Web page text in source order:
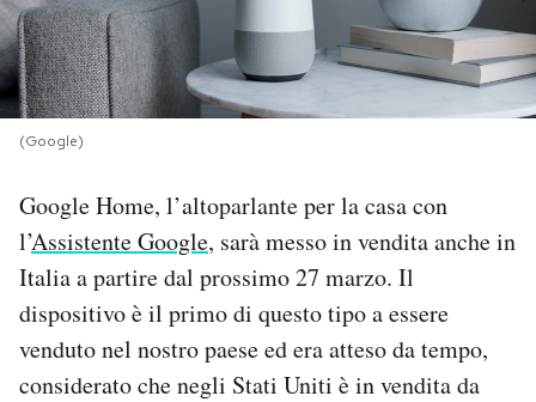
PODCAST
NEWSLETTER
I MIEI PREFERITI
SHOP
CALENDARIO
(Google)
Google Home, l’altoparlante per la casa con
l’Assistente Google, sarà messo in vendita anche in
Italia a partire dal prossimo 27 marzo. Il
dispositivo è il primo di questo tipo a essere
venduto nel nostro paese ed era atteso da tempo,
considerato che negli Stati Uniti è in vendita da